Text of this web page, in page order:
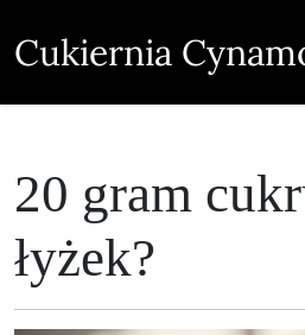
to
content
Cukiernia
20 gram
łyżek?